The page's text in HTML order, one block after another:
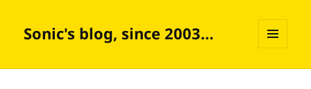
Sonic's blog, since 2003…
挂件